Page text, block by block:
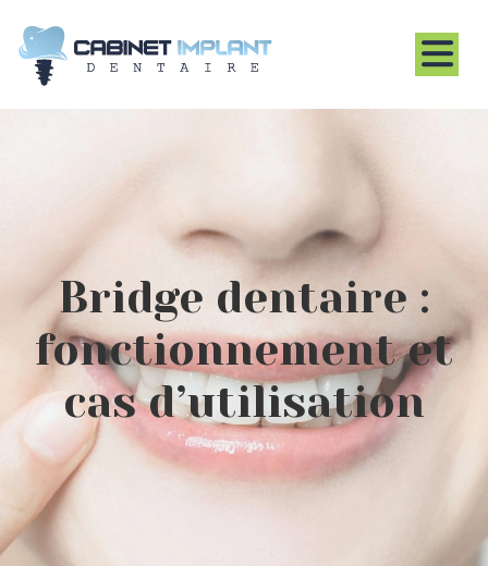
Bridge dentaire :
fonctionnement et
cas d’utilisation